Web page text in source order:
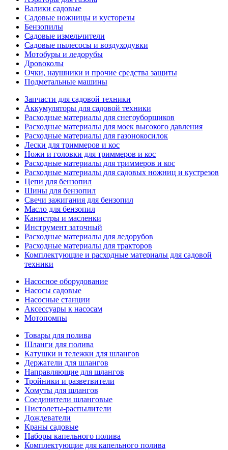
Валики садовые
Садовые ножницы и кусторезы
Бензопилы
Садовые измельчители
Садовые пылесосы и воздуходувки
Мотобуры и ледорубы
Дровоколы
Очки, наушники и прочие средства защиты
Подметальные машины
Запчасти для садовой техники
Аккумуляторы для садовой техники
Расходные материалы для снегоуборщиков
Расходные материалы для моек высокого давления
Расходные материалы для газонокосилок
Лески для триммеров и кос
Ножи и головки для триммеров и кос
Расходные материалы для триммеров и кос
Расходные материалы для садовых ножниц и кустрезов
Цепи для бензопил
Шины для бензопил
Свечи зажигания для бензопил
Масло для бензопил
Канистры и масленки
Инструмент заточный
Расходные материалы для ледорубов
Расходные материалы для тракторов
Комплектующие и расходные материалы для садовой
техники
Насосное оборудование
Насосы садовые
Насосные станции
Аксессуары к насосам
Мотопомпы
Товары для полива
Шланги для полива
Катушки и тележки для шлангов
Держатели для шлангов
Направляющие для шлангов
Тройники и разветвители
Хомуты для шлангов
Соединители шланговые
Пистолеты-распылители
Дождеватели
Краны садовые
Наборы капельного полива
Комплектующие для капельного полива